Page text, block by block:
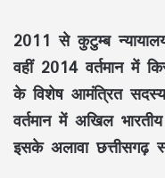
2011 से कुटुम्ब
वहीं 2014 वर्तमान में
के विशेष आमंत्रित
वर्तमान में अखिल
इसके अलावा छत्तीसगढ़